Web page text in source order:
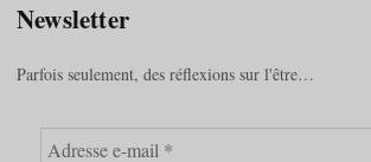
Newsletter
Parfois seulement, des réflexions sur l'être…